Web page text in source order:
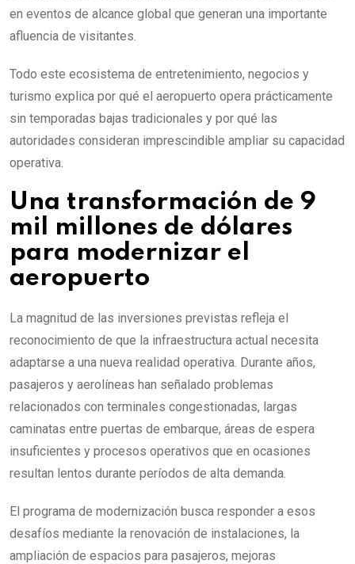
en eventos de alcance global que generan una importante
afluencia de visitantes.
Todo este ecosistema de entretenimiento, negocios y
turismo explica por qué el aeropuerto opera prácticamente
sin temporadas bajas tradicionales y por qué las
autoridades consideran imprescindible ampliar su capacidad
operativa.
Una transformación de 9
mil millones de dólares
para modernizar el
aeropuerto
La magnitud de las inversiones previstas refleja el
reconocimiento de que la infraestructura actual necesita
adaptarse a una nueva realidad operativa. Durante años,
pasajeros y aerolíneas han señalado problemas
relacionados con terminales congestionadas, largas
caminatas entre puertas de embarque, áreas de espera
insuficientes y procesos operativos que en ocasiones
resultan lentos durante períodos de alta demanda.
El programa de modernización busca responder a esos
desafíos mediante la renovación de instalaciones, la
ampliación de espacios para pasajeros, mejoras